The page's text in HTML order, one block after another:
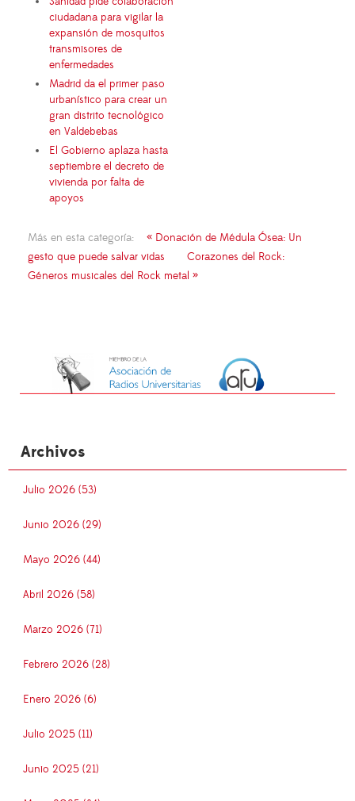
ciudadana para vigilar la
expansión de mosquitos
transmisores de
enfermedades
Madrid da el primer paso
urbanístico para crear un
gran distrito tecnológico
en Valdebebas
El Gobierno aplaza hasta
septiembre el decreto de
vivienda por falta de
apoyos
Más en esta categoría:
« Donación de Médula Ósea: Un
gesto que puede salvar vidas
Corazones del Rock:
Géneros musicales del Rock metal »
Archivos
Julio 2026 (53)
Junio 2026 (29)
Mayo 2026 (44)
Abril 2026 (58)
Marzo 2026 (71)
Febrero 2026 (28)
Enero 2026 (6)
Julio 2025 (11)
Junio 2025 (21)